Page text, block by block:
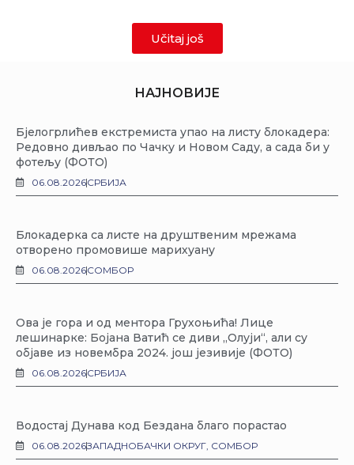
Učitaj još
НАЈНОВИЈЕ
Бјелогрлићев екстремиста упао на листу блокадера:
Редовно дивљао по Чачку и Новом Саду, а сада би у
фотељу (ФОТО)
06.08.2026СРБИЈА
Блокадерка са листе на друштвеним мрежама
отворено промовише марихуану
06.08.2026СОМБОР
Ова је гора и од ментора Грухоњића! Лице
лешинарке: Бојана Ватић се диви „Олуји“, али су
објаве из новембра 2024. још језивије (ФОТО)
06.08.2026СРБИЈА
Водостај Дунава код Бездана благо порастао
06.08.2026ЗАПАДНОБАЧКИ ОКРУГ, СОМБОР